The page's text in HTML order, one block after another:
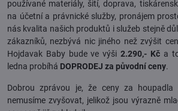
používané materiály, šití, doprava,
na účetní a právnické služby, pronájem
nás kvalita našich produktů i služeb stejně
zákazníků, nezbývá nic jiného než zvýšit
Hojdavak Baby bude ve výši2.290,- Kča
ledna probíhá DOPRODEJ za původní ceny.
Dobrou zprávou je, že ceny za
nemusíme zvyšovat, jelikož jsou výrazně